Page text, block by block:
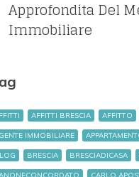
Approfondita Del
Immobiliare
AFFITTI BRESCIA AFFITTO
IMMOBILIARE
BRESCIA BRESCIADICASA